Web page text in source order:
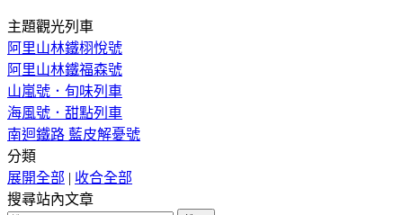
主題觀光列車
阿里山林鐵栩悅號
阿里山林鐵福森號
山嵐號．旬味列車
海風號．甜點列車
南迴鐵路 藍皮解憂號
分類
展開全部 | 收合全部
搜尋站內文章